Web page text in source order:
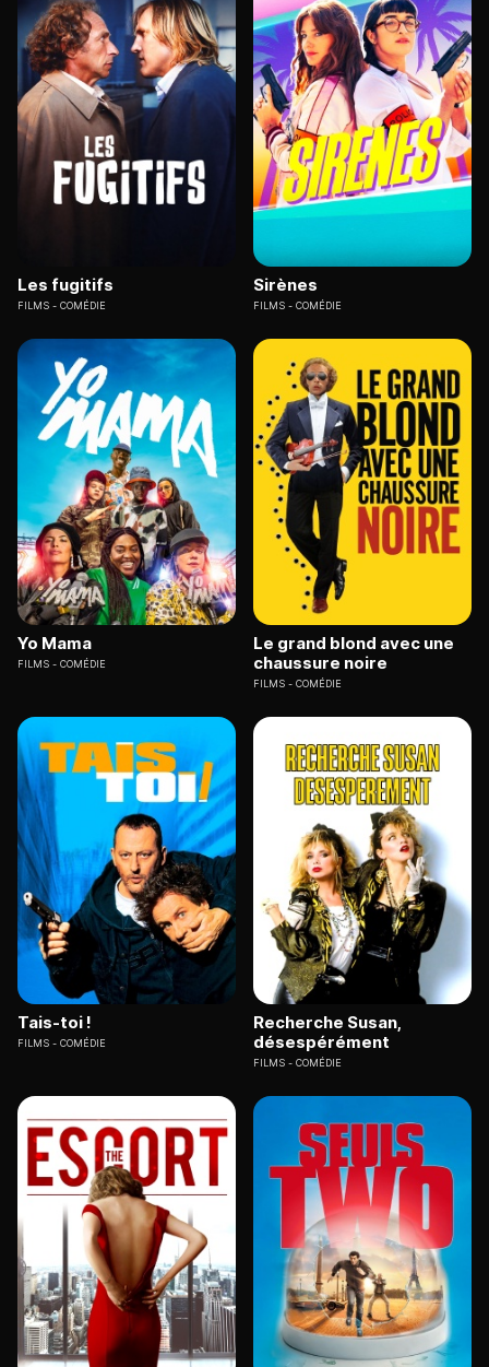
Les fugitifs
FILMS COMÉDIE
Sirènes
FILMS COMÉDIE
Yo Mama
FILMS COMÉDIE
Le grand blond avec une
chaussure noire
FILMS COMÉDIE
Tais-toi !
FILMS COMÉDIE
Recherche Susan,
désespérément
FILMS COMÉDIE